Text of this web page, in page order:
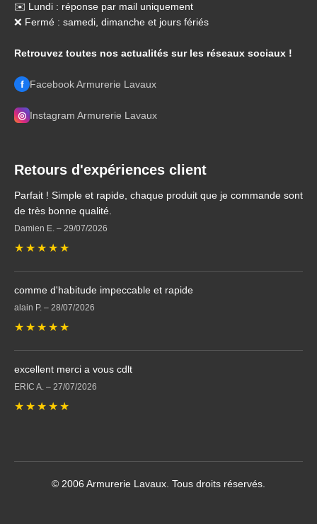
✉️ Lundi : réponse par mail uniquement
❌ Fermé : samedi, dimanche et jours fériés
Retrouvez toutes nos actualités sur les réseaux sociaux !
f Facebook Armurerie Lavaux
◎ Instagram Armurerie Lavaux
Retours d'expériences client
Parfait ! Simple et rapide, chaque produit que je commande sont
de très bonne qualité.
Damien E. – 29/07/2026
★ ★ ★ ★ ★
comme d'habitude impeccable et rapide
alain P. – 28/07/2026
★ ★ ★ ★ ★
excellent merci a vous cdlt
ERIC A. – 27/07/2026
★ ★ ★ ★ ★
© 2006 Armurerie Lavaux. Tous droits réservés.